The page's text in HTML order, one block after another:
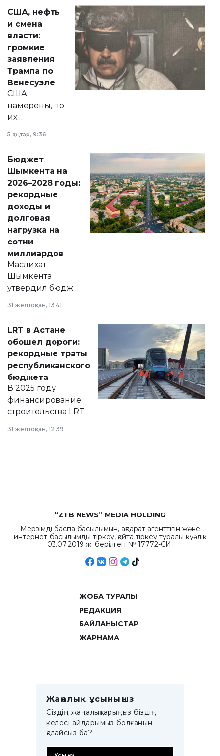
актуальных тем —
от слухов о
политических
реформах до
вопросов армии,
экономики и
личного здоровья.
США, нефть
и смена
власти:
громкие
заявления
Трампа по
Венесуэле
США
намерены, по
их
принести
народу
Венесуэлы.
5 қаңтар, 9:36
Бюджет
Шымкента на
2026–2028 годы:
рекордные
доходы и
долговая
нагрузка на
сотни
миллиардов
Маслихат
Шымкента
утвердил бюджет
2028 годы.
документ
появился в базе
нормативных
правовых актов и
на сайте маслихат
города.
31 желтоқсан, 13:41
LRT в Астане
обошел дороги:
рекордные траты
республиканского
бюджета
В 2025 году
финансирование
строительства LRT
республиканского
31 желтоқсан, 12:39
“ZTB NEWS” MEDIA HOLDING
Мерзімді баспа басылымын, ақпарат агенттігін және
интернет-басылымды тіркеу, қайта тіркеу туралы куәлік
03.07.2019 ж. берілген № 17772-СИ.
ЖОБА ТУРАЛЫ
РЕДАКЦИЯ
БАЙЛАНЫСТАР
ЖАРНАМА
Жаңалық ұсыныңыз
Сіздің жаңалықтарыңыз біздің
келесі айдарымыз болғанын
қалайсыз ба?